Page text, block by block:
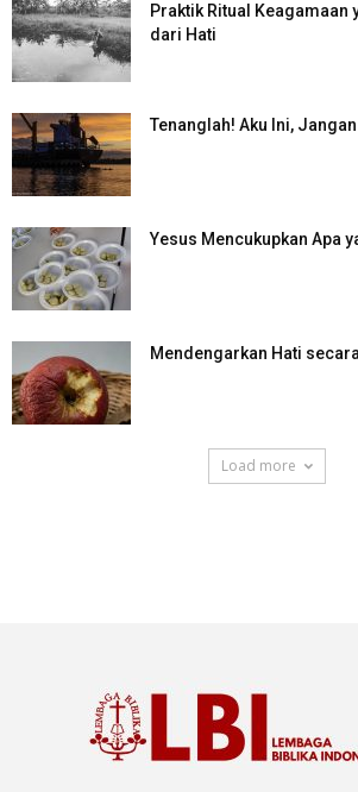
Praktik Ritual Keagamaan
dari Hati
Tenanglah! Aku Ini, Jangan
Yesus Mencukupkan Apa
Mendengarkan Hati
Load more